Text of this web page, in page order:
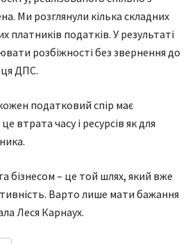
Ми розглянули кілька складних
платників податків. У результаті
розбіжності без звернення до
ДПС.
податковий спір має
втрата часу і ресурсів як для
бізнесом – це той шлях, який вже
Варто лише мати бажання
Леся Карнаух.